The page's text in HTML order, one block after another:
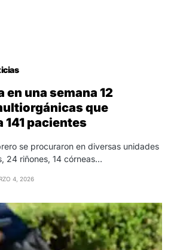
en una semana 12
que
141 pacientes
se procuraron en diversas unidades
24 riñones, 14 córneas…
4, 2026